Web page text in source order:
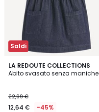
Saldi
LA REDOUTE COLLECTIONS
Abito svasato senza maniche
22,99 €
12,64 € -45%
5
/